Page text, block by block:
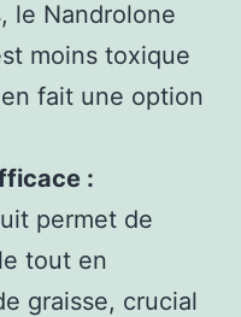
le Nandrolone
moins toxique
fait une option
:
permet de
tout en
graisse, crucial